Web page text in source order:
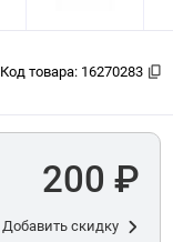
Код товара: 16270283
200 ₽
Добавить скидку